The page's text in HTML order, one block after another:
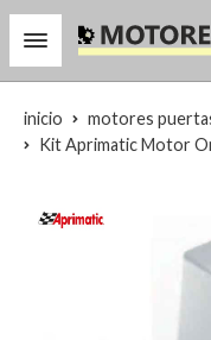
inicio
motores